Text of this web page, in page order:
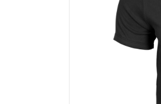
Darčekové
Výpredaj